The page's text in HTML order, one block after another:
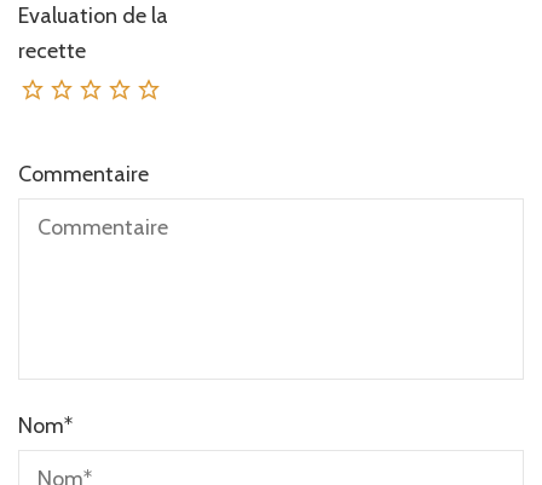
Evaluation de la
recette
Commentaire
Nom*